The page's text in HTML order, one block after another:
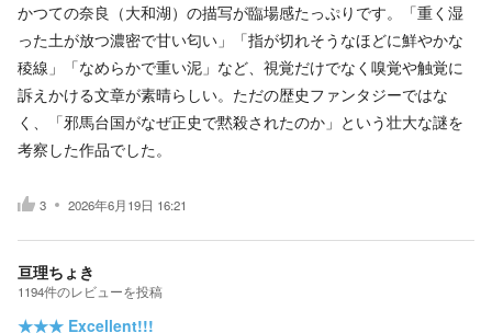
かつての奈良（大和湖）の描写が臨場感たっぷりです。「重く湿
った土が放つ濃密で甘い匂い」「指が切れそうなほどに鮮やかな
稜線」「なめらかで重い泥」など、視覚だけでなく嗅覚や触覚に
訴えかける文章が素晴らしい。ただの歴史ファンタジーではな
く、「邪馬台国がなぜ正史で黙殺されたのか」という壮大な謎を
考察した作品でした。
3 2026年6月19日 16:21
亘理ちょき
1194件のレビューを投稿
★★★ Excellent!!!